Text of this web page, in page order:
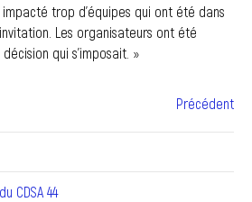
trop d’équipes qui ont été dans
Les organisateurs ont été
qui s’imposait. »
Précédent
CDSA 44